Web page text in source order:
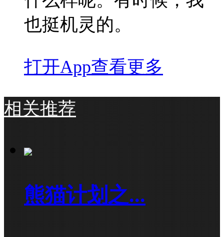
也挺机灵的。
打开App查看更多
相关推荐
熊猫计划之...